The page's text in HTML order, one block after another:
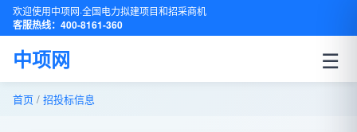
欢迎使用中项网·全国电力拟建项目和招采商机
客服热线：400-8161-360
中项网 ☰
首页 / 招投标信息